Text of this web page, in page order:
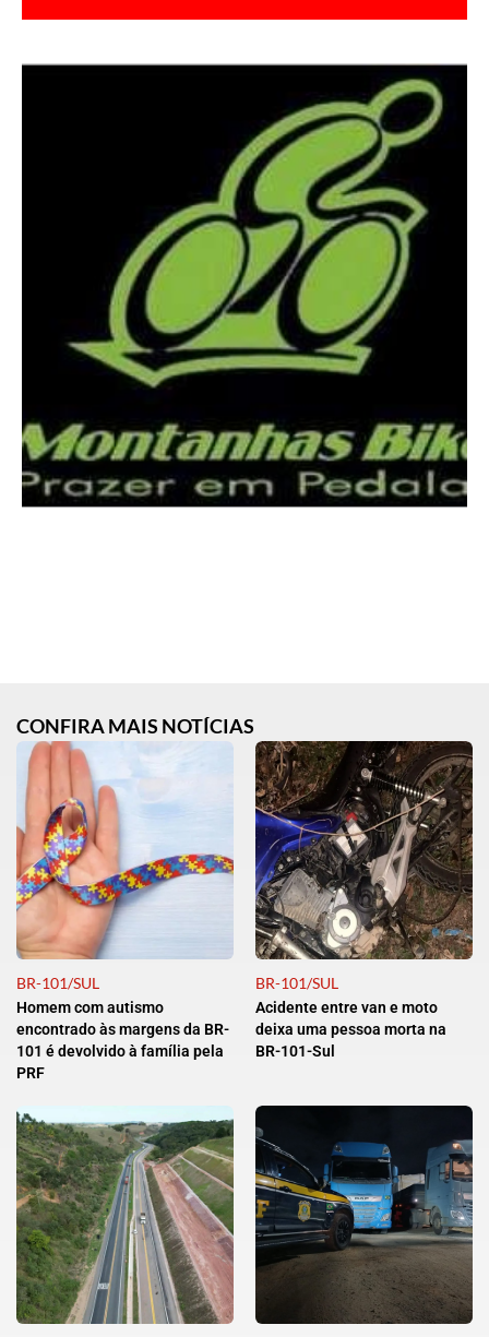
CONFIRA MAIS NOTÍCIAS
BR-101/SUL
Homem com autismo
encontrado às margens da BR-
101 é devolvido à família pela
PRF
BR-101/SUL
Acidente entre van e moto
deixa uma pessoa morta na
BR-101-Sul